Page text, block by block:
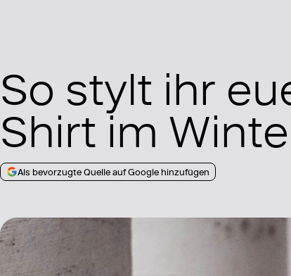
So stylt ihr
Shirt im
Als bevorzugte Quelle auf Google hinzufügen